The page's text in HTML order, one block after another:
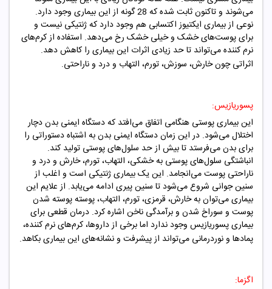
می‌شوند و تاکنون ثابت شده که 28 گونه از این بیماری وجود دارد.
نوعی از بیماری ایکتیوز اکتسابی هم وجود دارد که ژنتیکی نیست و
برای پوست‌های خشک و خیلی خشک رخ می‌دهد. استفاده از کرم‌های
نرم کننده می‌تواند تا حد زیادی اثرات این بیماری را کاهش دهد.
اثراتی چون خارش، سوزش، تورم، التهاب و درد و ناراحتی.
پسوریازیس:
این بیماری پوستی هنگامی اتفاق می‌افتد که دستگاه ایمنی بدن دچار
اختلال می‌شود. در این زمان دستگاه ایمنی بدن به اشتباه دستوراتی را
برای بدن می‌فرستد تا بیش از حد سلول‌های پوستی تولید کند.
انباشتگی سلول‌های پوستی به خشکی، التهاب، تورم، خارش و درد و
ناراحتی پوست می‌انجامد. این یک بیماری ژنتیکی است و اغلب از
سنین جوانی شروع می‌شود تا سنین پیری ادامه می‌یابد. از علایم این
بیماری می‌توان به خارش، قرمزی، تورم، التهاب، پوسته پوسته شدن
پوست و سوراخ شدن و برآمدگی ناخن اشاره کرد. درمان قطعی برای
بیماری پسوریازیس وجود ندارد اما برخی از داروها، کرم‌های نرم کننده،
پمادها و نوردرمانی می‌تواند از پیشرفت و نشانه‌های این بیماری بکاهد.
اگزما: